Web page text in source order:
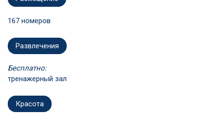
167 номеров
Развлечения
Бесплатно:
тренажерный зал
Красота